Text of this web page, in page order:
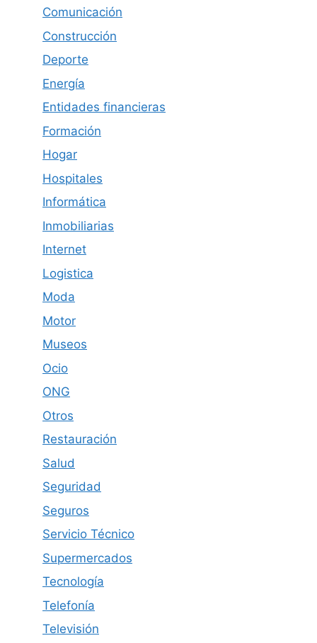
Comunicación
Construcción
Deporte
Energía
Entidades financieras
Formación
Hogar
Hospitales
Informática
Inmobiliarias
Internet
Logistica
Moda
Motor
Museos
Ocio
ONG
Otros
Restauración
Salud
Seguridad
Seguros
Servicio Técnico
Supermercados
Tecnología
Telefonía
Televisión